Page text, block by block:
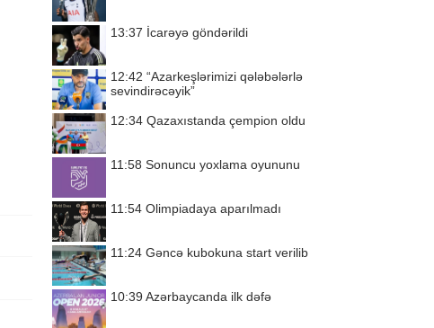
13:37 İcarəyə göndərildi
12:42 “Azarkeşlərimizi qələbələrlə
sevindirəcəyik”
12:34 Qazaxıstanda çempion oldu
11:58 Sonuncu yoxlama oyununu
11:54 Olimpiadaya aparılmadı
11:24 Gəncə kubokuna start verilib
10:39 Azərbaycanda ilk dəfə